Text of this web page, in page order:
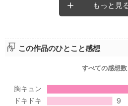
もっと見
この作品のひとこと感想
すべての感想数